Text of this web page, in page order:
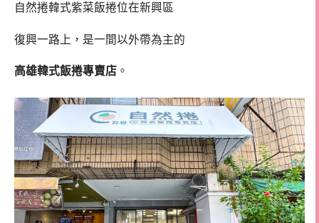
自然捲韓式紫菜飯捲位在新興區
復興一路上，是一間以外帶為主的
高雄韓式飯捲專賣店 。